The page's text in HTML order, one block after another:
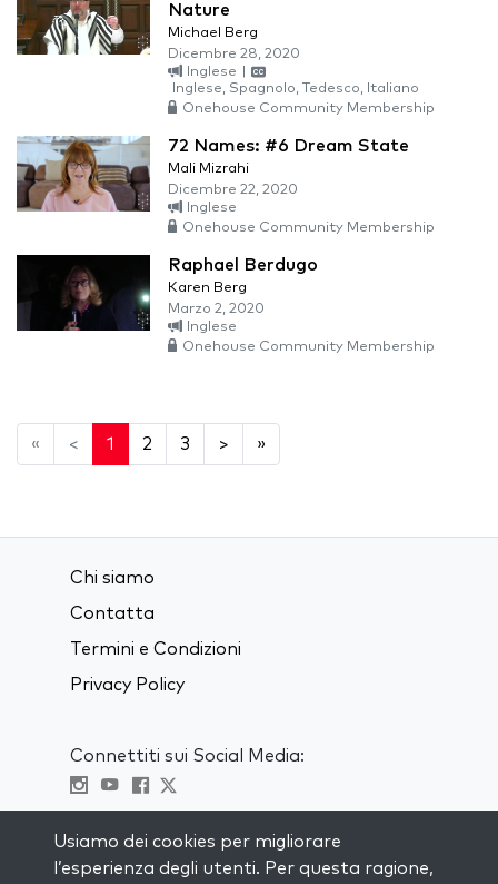
Nature
Michael Berg
Dicembre 28, 2020
Inglese
Inglese, Spagnolo, Tedesco, Italiano
Onehouse Community Membership
72 Names: #6 Dream State
Mali Mizrahi
Dicembre 22, 2020
Inglese
Onehouse Community Membership
Raphael Berdugo
Karen Berg
Marzo 2, 2020
Inglese
Onehouse Community Membership
« < 1 2 3 > »
Chi siamo
Contatta
Termini e Condizioni
Privacy Policy
Connettiti sui Social Media:
Usiamo dei cookies per migliorare
l’esperienza degli utenti. Per questa ragione,